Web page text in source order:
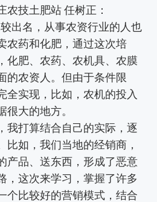
技土肥站 任树正：
名，从事农资行业的人也
农药和化肥，通过这次培
化肥、农药、农机具、农膜
的农资人。但由于条件限
全实现，比如，农机的投入
大的地方。
打算结合自己的实际，逐
比如，我们当地的经销商，
产品、送东西，形成了恶意
，这次来学习，掌握了许多
个比较好的营销模式，结合